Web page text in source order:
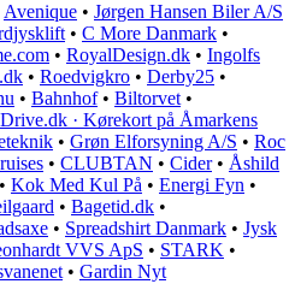
Avenique • Jørgen Hansen Biler A/S
• C More Danmark •
• RoyalDesign.dk • Ingolfs
• Roedvigkro • Derby25 •
• Bahnhof• Biltorvet •
· Kørekort på Åmarkens
• Grøn Elforsyning A/S • Roc
• CLUBTAN • Cider• Åshild
• Kok Med Kul På • Energi Fyn •
• Bagetid.dk •
• Spreadshirt Danmark • Jysk
VVS ApS • STARK •
• Gardin Nyt